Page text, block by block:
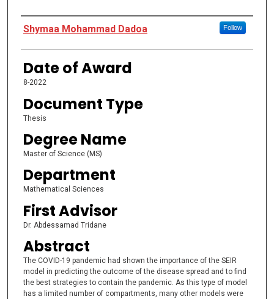
Author
Shymaa Mohammad Dadoa Follow
Date of Award
8-2022
Document Type
Thesis
Degree Name
Master of Science (MS)
Department
Mathematical Sciences
First Advisor
Dr. Abdessamad Tridane
Abstract
The COVID-19 pandemic had shown the importance of the SEIR
model in predicting the outcome of the disease spread and to find
the best strategies to contain the pandemic. As this type of model
has a limited number of compartments, many other models were